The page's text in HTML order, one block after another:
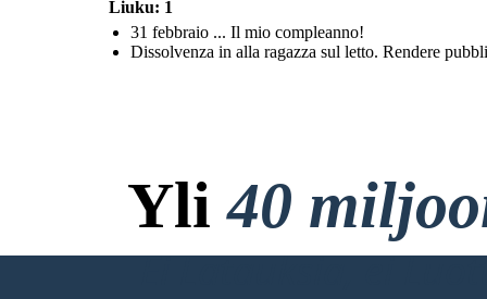
Liuku: 1
31 febbraio ... Il mio compleanno!
Dissolvenza in alla ragazza sul letto. Rendere
Yli40
Ei Latauksia, ei